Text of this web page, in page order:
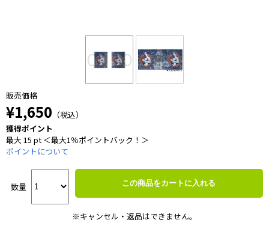
販売価格
¥1,650 （税込）
獲得ポイント
最大 15 pt ＜最大1％ポイントバック！＞
ポイントについて
数量 この商品をカートに入れる
※キャンセル・返品はできません。